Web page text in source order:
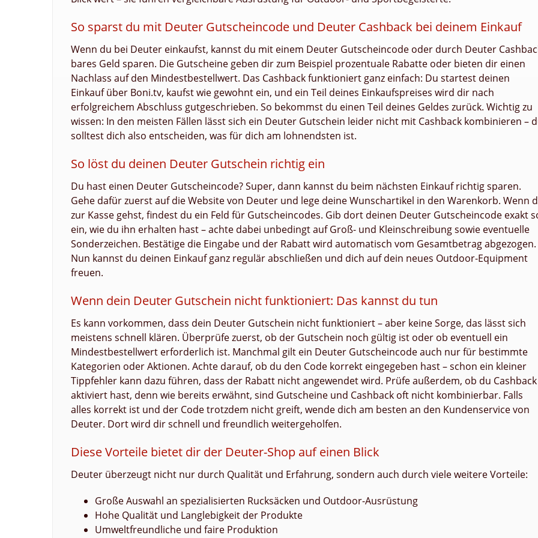
So sparst du mit Deuter Gutscheincode und Deuter Cashback bei deinem Einkauf
Wenn du bei Deuter einkaufst, kannst du mit einem Deuter Gutscheincode oder durch Deuter
bares Geld sparen. Die Gutscheine geben dir zum Beispiel prozentuale Rabatte oder bieten dir einen
Nachlass auf den Mindestbestellwert. Das Cashback funktioniert ganz einfach: Du startest deinen
Einkauf über Boni.tv, kaufst wie gewohnt ein, und ein Teil deines Einkaufspreises wird dir nach
erfolgreichem Abschluss gutgeschrieben. So bekommst du einen Teil deines Geldes zurück. Wichtig zu
wissen: In den meisten Fällen lässt sich ein Deuter Gutschein leider nicht mit Cashback kombinieren –
solltest dich also entscheiden, was für dich am lohnendsten ist.
So löst du deinen Deuter Gutschein richtig ein
Du hast einen Deuter Gutscheincode? Super, dann kannst du beim nächsten Einkauf richtig sparen.
Gehe dafür zuerst auf die Website von Deuter und lege deine Wunschartikel in den Warenkorb. Wenn
zur Kasse gehst, findest du ein Feld für Gutscheincodes. Gib dort deinen Deuter Gutscheincode exakt
ein, wie du ihn erhalten hast – achte dabei unbedingt auf Groß- und Kleinschreibung sowie eventuelle
Sonderzeichen. Bestätige die Eingabe und der Rabatt wird automatisch vom Gesamtbetrag abgezogen.
Nun kannst du deinen Einkauf ganz regulär abschließen und dich auf dein neues Outdoor-Equipment
freuen.
Wenn dein Deuter Gutschein nicht funktioniert: Das kannst du tun
Es kann vorkommen, dass dein Deuter Gutschein nicht funktioniert – aber keine Sorge, das lässt sich
meistens schnell klären. Überprüfe zuerst, ob der Gutschein noch gültig ist oder ob eventuell ein
Mindestbestellwert erforderlich ist. Manchmal gilt ein Deuter Gutscheincode auch nur für bestimmte
Kategorien oder Aktionen. Achte darauf, ob du den Code korrekt eingegeben hast – schon ein kleiner
Tippfehler kann dazu führen, dass der Rabatt nicht angewendet wird. Prüfe außerdem, ob du Cashback
aktiviert hast, denn wie bereits erwähnt, sind Gutscheine und Cashback oft nicht kombinierbar. Falls
alles korrekt ist und der Code trotzdem nicht greift, wende dich am besten an den Kundenservice von
Deuter. Dort wird dir schnell und freundlich weitergeholfen.
Diese Vorteile bietet dir der Deuter-Shop auf einen Blick
Deuter überzeugt nicht nur durch Qualität und Erfahrung, sondern auch durch viele weitere Vorteile:
Große Auswahl an spezialisierten Rucksäcken und Outdoor-Ausrüstung
Hohe Qualität und Langlebigkeit der Produkte
Umweltfreundliche und faire Produktion